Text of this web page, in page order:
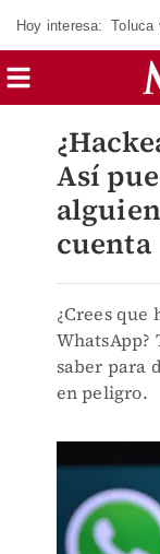
Hoy interesa: Toluca
Así
cuenta
¿Crees que
WhatsApp?
saber para
en peligro.